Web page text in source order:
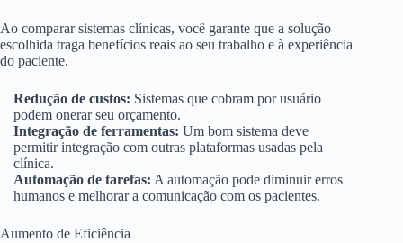
Ao comparar sistemas clínicas, você garante que a solução
escolhida traga benefícios reais ao seu trabalho e à experiência
do paciente.
Redução de custos: Sistemas que cobram por usuário
podem onerar seu orçamento.
Integração de ferramentas: Um bom sistema deve
permitir integração com outras plataformas usadas pela
clínica.
Automação de tarefas: A automação pode diminuir erros
humanos e melhorar a comunicação com os pacientes.
Aumento de Eficiência